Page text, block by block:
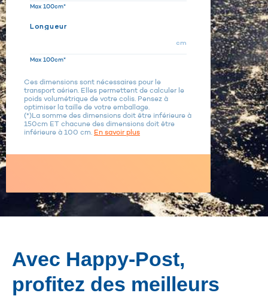
Max 100cm*
Longueur
cm
Max 100cm*
Ces dimensions sont nécessaires pour le
transport aérien. Elles permettent de calculer le
poids volumétrique de votre colis. Pensez à
optimiser la taille de votre emballage.
(*)La somme des dimensions doit être inférieure à
150cm ET chacune des dimensions doit être
inférieure à 100 cm. En savoir plus
Avec Happy-Post,
profitez des meilleurs